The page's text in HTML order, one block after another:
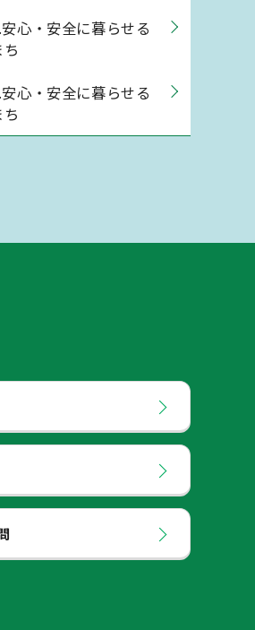
心・安全に暮らせる
ち
心・安全に暮らせる
ち